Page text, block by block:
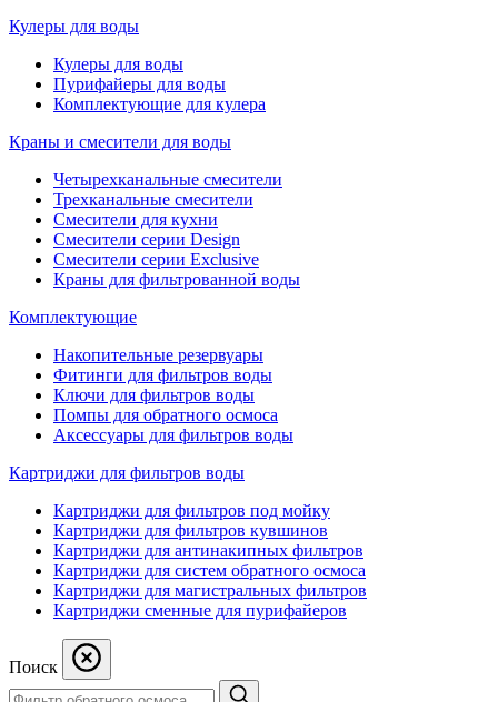
Кулеры для воды
Кулеры для воды
Пурифайеры для воды
Комплектующие для кулера
Краны и смесители для воды
Четырехканальные смесители
Трехканальные смесители
Смесители для кухни
Смесители серии Design
Смесители серии Exclusive
Краны для фильтрованной воды
Комплектующие
Накопительные резервуары
Фитинги для фильтров воды
Ключи для фильтров воды
Помпы для обратного осмоса
Аксессуары для фильтров воды
Картриджи для фильтров воды
Картриджи для фильтров под мойку
Картриджи для фильтров кувшинов
Картриджи для антинакипных фильтров
Картриджи для систем обратного осмоса
Картриджи для магистральных фильтров
Картриджи сменные для пурифайеров
Поиск